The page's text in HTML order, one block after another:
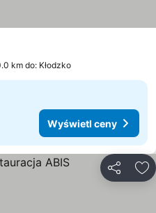
km do: Kłodzko
Wyświetl ceny